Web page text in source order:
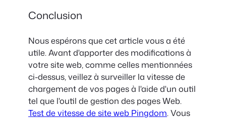
Conclusion
Nous espérons que cet article vous a été
utile. Avant d'apporter des modifications à
votre site web, comme celles mentionnées
ci-dessus, veillez à surveiller la vitesse de
chargement de vos pages à l'aide d'un outil
tel que l'outil de gestion des pages Web.
Test de vitesse de site web Pingdom. Vous